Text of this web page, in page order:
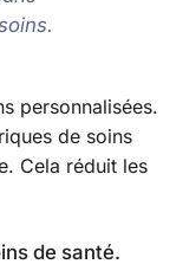
personnalisées.
de soins
Cela réduit les
de santé.